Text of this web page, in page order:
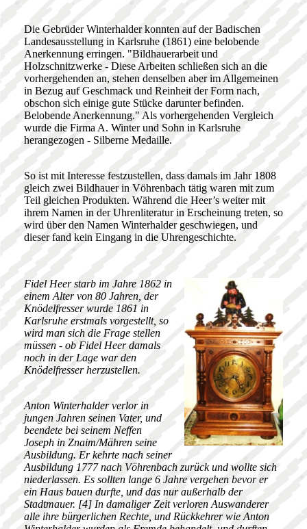
Die Gebrüder Winterhalder konnten auf der Badischen
Landesausstellung in Karlsruhe (1861) eine belobende
Anerkennung erringen. "Bildhauerarbeit und
Holzschnitzwerke - Diese Arbeiten schließen sich an die
vorhergehenden an, stehen denselben aber im Allgemeinen
in Bezug auf Geschmack und Reinheit der Form nach,
obschon sich einige gute Stücke darunter befinden.
Belobende Anerkennung." Als vorhergehenden Vergleich
wurde die Firma A. Winter und Sohn in Karlsruhe
herangezogen - Silberne Medaille.
So ist mit Interesse festzustellen, dass damals im Jahr 1808
gleich zwei Bildhauer in Vöhrenbach tätig waren mit zum
Teil gleichen Produkten. Während die Heer’s weiter mit
ihrem Namen in der Uhrenliteratur in Erscheinung treten, so
wird über den Namen Winterhalder geschwiegen, und
dieser fand kein Eingang in die Uhrengeschichte.
Fidel Heer starb im Jahre 1862 in
einem Alter von 80 Jahren, der
Knödelfresser wurde 1861 in
Karlsruhe erstmals vorgestellt, so
wird man sich die Frage stellen
müssen - ob Fidel Heer damals
noch in der Lage war den
Knödelfresser herzustellen.
Anton Winterhalder verlor in
jungen Jahren seinen Vater, und
beendete bei seinem Neffen
Joseph in Znaim/Mähren seine
Ausbildung. Er kehrte nach seiner
Ausbildung 1777 nach Vöhrenbach zurück und wollte sich
niederlassen. Es sollten lange 6 Jahre vergehen bevor er
ein Haus bauen durfte, und das nur außerhalb der
Stadtmauer. [4] In damaliger Zeit verloren Auswanderer
alle ihre bürgerlichen Rechte, und Rückkehrer wie Anton